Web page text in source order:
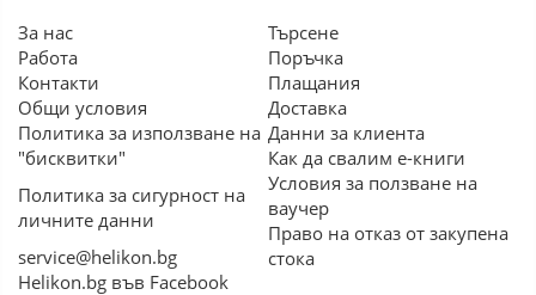
За нас
Работа
Контакти
Общи условия
Политика за използване на
"бисквитки"
Политика за сигурност на
личните данни
service@helikon.bg
Helikon.bg във Facebook
Търсене
Поръчка
Плащания
Доставка
Данни за клиента
Как да свалим е-книги
Условия за ползване на
ваучер
Право на отказ от закупена
стока